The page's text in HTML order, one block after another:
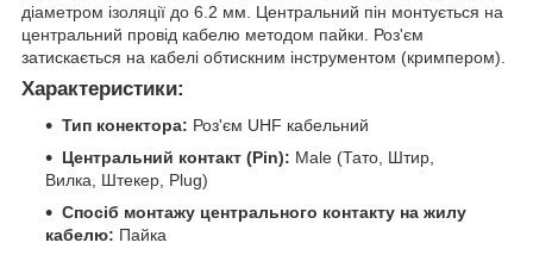
діаметром ізоляції до 6.2 мм. Центральний пін монтується на
центральний провід кабелю методом пайки. Роз'єм
затискається на кабелі обтискним інструментом (кримпером).
Характеристики:
Тип конектора: Роз'єм UHF кабельний
Центральний контакт (Pin): Male (Тато, Штир,
Вилка, Штекер, Plug)
Спосіб монтажу центрального контакту на жилу
кабелю: Пайка